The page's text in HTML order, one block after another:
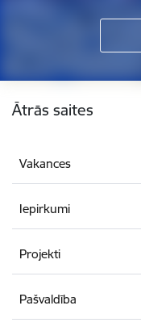
Ātrās saites
Vakances
Iepirkumi
Projekti
Pašvaldība